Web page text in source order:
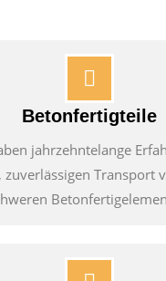
Betonfertigteile
jahrzehntelange
zuverlässigen Transport